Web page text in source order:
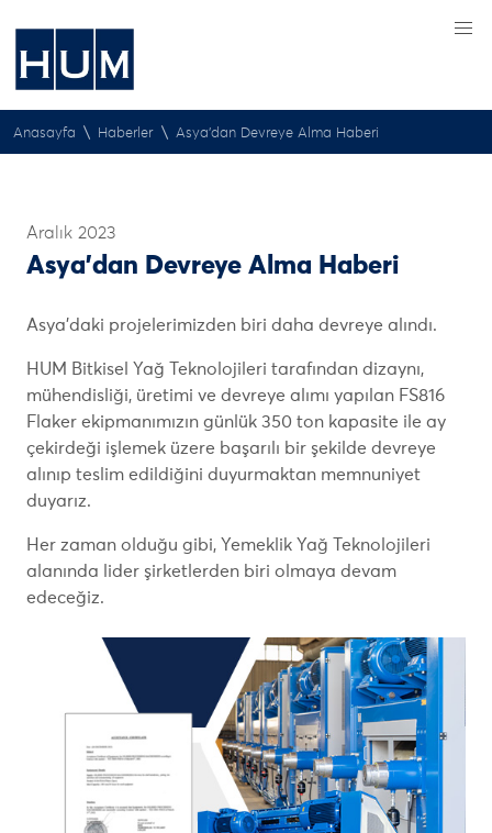
Anasayfa \ Haberler \ Asya’dan Devreye Alma Haberi
Aralık 2023
Asya’dan Devreye Alma Haberi
Asya’daki projelerimizden biri daha devreye alındı.
HUM Bitkisel Yağ Teknolojileri tarafından dizaynı,
mühendisliği, üretimi ve devreye alımı yapılan FS816
Flaker ekipmanımızın günlük 350 ton kapasite ile ay
çekirdeği işlemek üzere başarılı bir şekilde devreye
alınıp teslim edildiğini duyurmaktan memnuniyet
duyarız.
Her zaman olduğu gibi, Yemeklik Yağ Teknolojileri
alanında lider şirketlerden biri olmaya devam
edeceğiz.